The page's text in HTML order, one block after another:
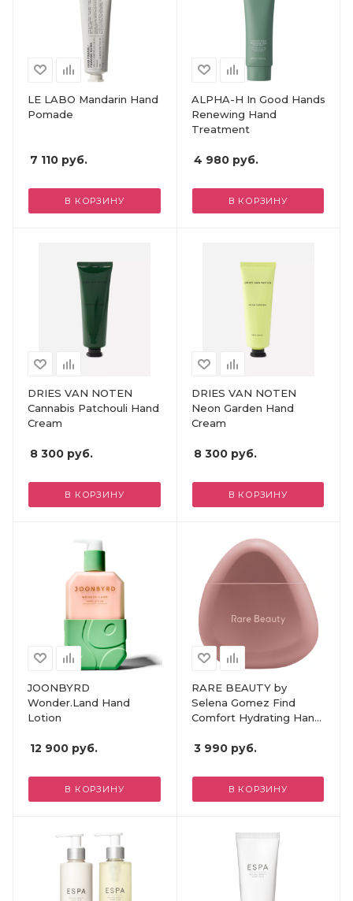
LE LABO Mandarin Hand
Pomade
7 110 руб.
В КОРЗИНУ
ALPHA-H In Good Hands
Renewing Hand
Treatment
4 980руб.
В КОРЗИНУ
DRIES VAN NOTEN
Cannabis Patchouli Hand
Cream
8 300 руб.
В КОРЗИНУ
DRIES VAN NOTEN
Neon Garden Hand
Cream
8 300руб.
В КОРЗИНУ
JOONBYRD
Wonder.Land Hand
Lotion
12 900 руб.
В КОРЗИНУ
RARE BEAUTY by
Selena Gomez Find
Comfort Hydrating Hand
3 990руб.
В КОРЗИНУ